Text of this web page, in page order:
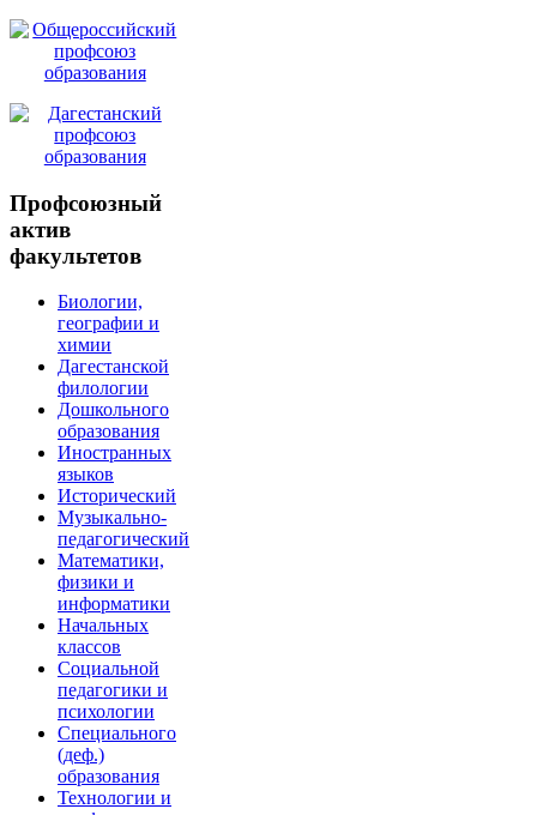
Профсоюзный
актив
факультетов
Биологии,
географии и
химии
Дагестанской
филологии
Дошкольного
образования
Иностранных
языков
Исторический
Музыкально-
педагогический
Математики,
физики и
информатики
Начальных
классов
Социальной
педагогики и
психологии
Специального
(деф.)
образования
Технологии и